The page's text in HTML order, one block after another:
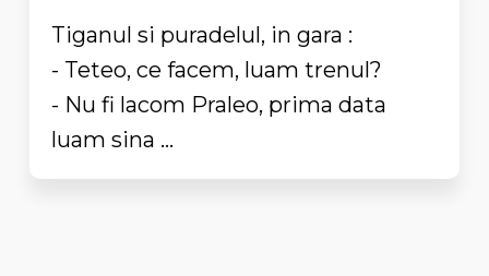
Tiganul si puradelul, in gara :
- Teteo, ce facem, luam trenul?
- Nu fi lacom Praleo, prima data
luam sina ...